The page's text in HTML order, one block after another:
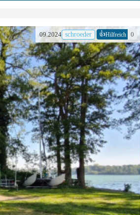
09.2024 schroeder 👍Hilfreich 0